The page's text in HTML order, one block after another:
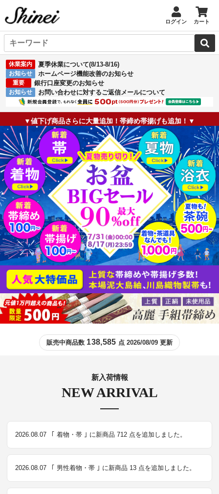
ログイン カート
休業案内 夏季休業について(8/13-8/16)
お知らせ ホームページ機能改善のお知らせ
重要 銀行口座変更のお知らせ
お知らせ お問い合わせに対するご返信メールについて
▼値下げ商品さらに大量追加！帯締め帯揚げも追加！▼
販売中商品数 138,585 点 2026/08/09 更新
NEW ARRIVAL
新入荷情報
2026.08.07 ｢ 着物・帯 ｣ に新商品 712 点を追加しました。
2026.08.07 ｢ 男性着物・帯 ｣ に新商品 13 点を追加しました。